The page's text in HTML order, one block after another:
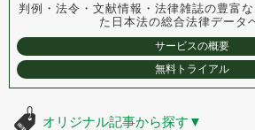
判例・法令・文献情報・法律雑誌の豊富
た 日本法の総合法律データ
サービスの概要
無料トライアル
オリジナル記事から探す ▼